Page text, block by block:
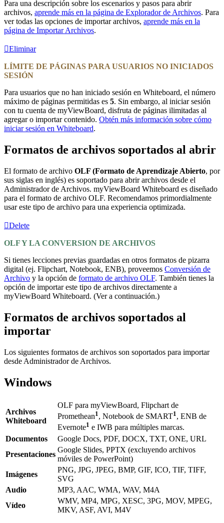
Para una descripción sobre los escenarios y pasos para abrir
archivos, aprende más en la página de Explorador de Archivos. Para
ver todas las opciones de importar archivos, aprende más en la
página de Importar Archivos.
Eliminar
LÍMITE DE PÁGINAS PARA USUARIOS NO INICIADOS
SESIÓN
Para usuarios que no han iniciado sesión en Whiteboard, el número
máximo de páginas permitidas es 5. Sin embargo, al iniciar sesión
con tu cuenta de myViewBoard, disfruta de páginas ilimitadas al
agregar o importar contenido. Obtén más información sobre cómo
iniciar sesión en Whiteboard.
Formatos de archivos soportados al abrir
El formato de archivo OLF (Formato de Aprendizaje Abierto, por
sus siglas en inglés) es soportado para abrir archivos desde el
Administrador de Archivos. myViewBoard Whiteboard es diseñado
para el formato de archivo OLF. Recomendamos primordialmente
usar este tipo de archivo para una experiencia optimizada.
Delete
OLF Y LA CONVERSION DE ARCHIVOS
Si tienes lecciones previas guardadas en otros formatos de pizarra
digital (ej. Flipchart, Notebook, ENB), proveemos Conversión de
Archivo y la opción de formato de archivo OLF. También tienes la
opción de importar este tipo de archivos directamente a
myViewBoard Whiteboard. (Ver a continuación.)
Formatos de archivos soportados al
importar
Los siguientes formatos de archivos son soportados para importar
desde Administrador de Archivos.
Windows
Archivos
Whiteboard
OLF para myViewBoard, Flipchart de
Promethean1 , Notebook de SMART1 , ENB de
Evernote1 e IWB para múltiples marcas.
Documentos
Google Docs, PDF, DOCX, TXT, ONE, URL
Presentaciones
Google Slides, PPTX (excluyendo archivos
móviles de PowerPoint)
Imágenes
PNG, JPG, JPEG, BMP, GIF, ICO, TIF, TIFF,
SVG
Audio
MP3, AAC, WMA, WAV, M4A
Vídeo
WMV, MP4, MPG, XESC, 3PG, MOV, MPEG,
MKV, ASF, AVI, M4V